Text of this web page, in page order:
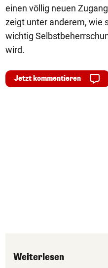
einen völlig neuen
zeigt unter anderem, wie
wichtig
wird.
Jetzt kommentieren
Weiterlesen